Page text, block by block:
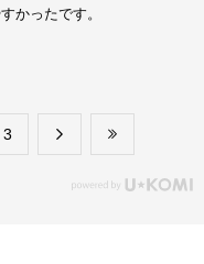
かったです。
​3